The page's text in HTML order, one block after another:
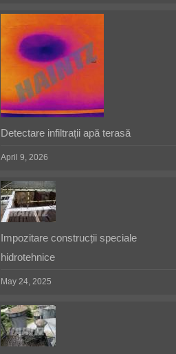
Detectare infiltrații apă terasă
April 9, 2026
Impozitare construcții speciale
hidrotehnice
May 24, 2025